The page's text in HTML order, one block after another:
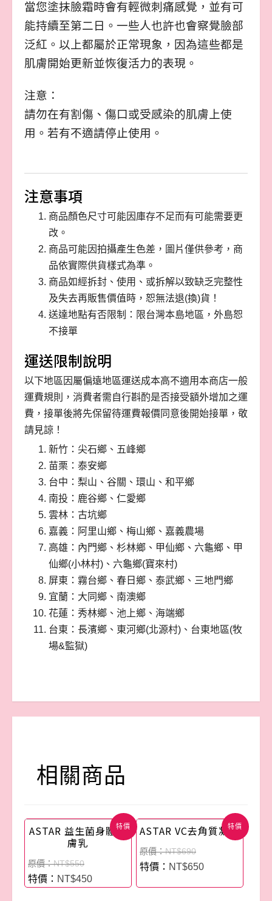
當您塗抹臉霜時會有輕微刺痛感覺，並有可
能持續至第二日。一些人也許也會察覺臉部
泛紅。以上都屬於正常現象，因為這些都是
肌膚開始更新並恢復活力的表現。
注意：
請勿在有割傷、傷口或受感染的肌膚上使
用。若有不適請停止使用。
注意事項
商品顏色尺寸可能因庫存不足而有可能需要更
改。
商品可能因拍攝產生色差，圖片僅供參考，商
品依實際供貨樣式為準。
商品如經拆封、使用、或拆解以致缺乏完整性
及失去再販售價值時，恕無法退(換)貨！
送達地點有否限制：限台灣本島地區，外島恕
不接單
運送限制說明
以下地區因屬偏遠地區運送成本高不適用本商店一般
運費規則，消費者需自行斟酌是否接受額外增加之運
費，接單後將先保留待運費報價同意後開始接單，敬
請見諒！
新竹：尖石鄉、五峰鄉
苗栗：泰安鄉
台中：梨山、谷關、環山、和平鄉
南投：鹿谷鄉、仁愛鄉
雲林：古坑鄉
嘉義：阿里山鄉、梅山鄉、嘉義農場
高雄：內門鄉、杉林鄉、甲仙鄉、六龜鄉、甲
仙鄉(小林村)、六龜鄉(寶來村)
屏東：霧台鄉、春日鄉、泰武鄉、三地門鄉
宜蘭：大同鄉、南澳鄉
花蓮：秀林鄉、池上鄉、海端鄉
台東：長濱鄉、東河鄉(北源村)、台東地區(牧
場&監獄)
相關商品
特價
ASTAR 益生菌身體護
膚乳
NT$550
NT$450
特價
ASTAR VC去角質凝膠
NT$690
NT$650